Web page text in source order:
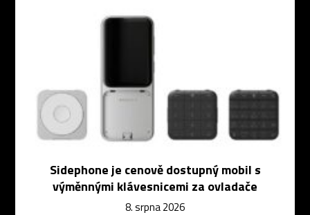
Sidephone je cenově dostupný mobil s
výměnnými klávesnicemi za ovladače
8. srpna 2026